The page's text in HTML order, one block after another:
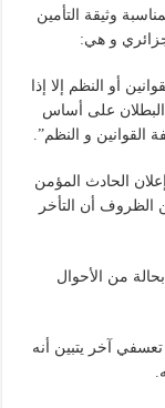
وثيقة التأمين
أو النظم إلا إذا
البطلان على أساس
القوانين و النظم”.
الحادث المؤمن
الظروف أن التأخر
من الأحوال
آخر يتبين أنه